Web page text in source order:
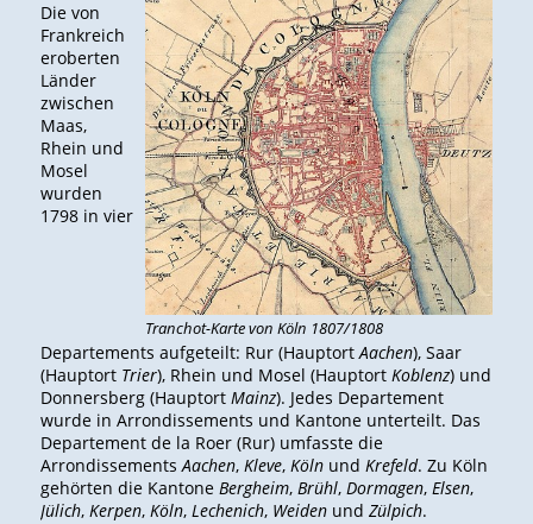
Tranchot-Karte von Köln 1807/1808
Die von
Frankreich
eroberten
Länder
zwischen
Maas,
Rhein und
Mosel
wurden
1798 in vier
Departements aufgeteilt: Rur (Hauptort Aachen), Saar
(Hauptort Trier), Rhein und Mosel (Hauptort Koblenz) und
Donnersberg (Hauptort Mainz). Jedes Departement
wurde in Arrondissements und Kantone unterteilt. Das
Departement de la Roer (Rur) umfasste die
Arrondissements Aachen, Kleve, Köln und Krefeld. Zu Köln
gehörten die Kantone Bergheim, Brühl, Dormagen, Elsen,
Jülich, Kerpen, Köln, Lechenich, Weidenund Zülpich.